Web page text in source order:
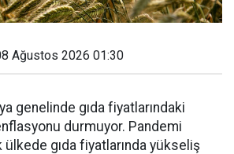
Ağustos 2026 01:30
genelinde gıda fiyatlarındaki
durmuyor. Pandemi
ülkede gıda fiyatlarında yükseliş